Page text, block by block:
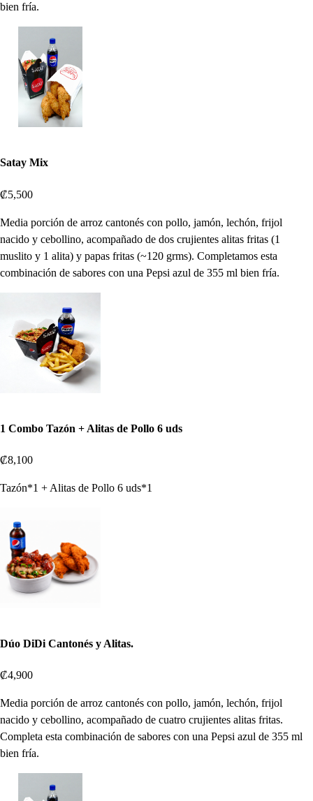
bien fría.
Satay Mix
₡5,500
Media porción de arroz cantonés con pollo, jamón, lechón, frijol
nacido y cebollino, acompañado de dos crujientes alitas fritas (1
muslito y 1 alita) y papas fritas (~120 grms). Completamos esta
combinación de sabores con una Pepsi azul de 355 ml bien fría.
1 Combo Tazón + Alitas de Pollo 6 uds
₡8,100
Tazón*1 + Alitas de Pollo 6 uds*1
Dúo DiDi Cantonés y Alitas.
₡4,900
Media porción de arroz cantonés con pollo, jamón, lechón, frijol
nacido y cebollino, acompañado de cuatro crujientes alitas fritas.
Completa esta combinación de sabores con una Pepsi azul de 355 ml
bien fría.